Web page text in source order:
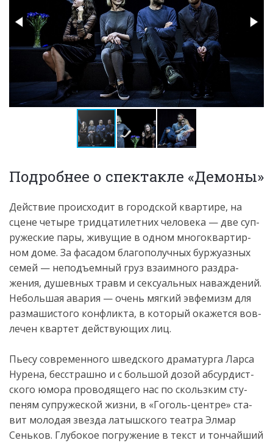
Подробнее о спектакле «Демоны»
Дей­ствие про­ис­хо­дит в го­родс­кой квар­ти­ре, на
сце­не че­тыре трид­ца­тилет­них че­лове­ка — две суп­
ру­жес­кие па­ры, жи­вущие в од­ном мно­гок­вартир­
ном до­ме. За фа­садом бла­гопо­луч­ных бур­жу­аз­ных
се­мей — не­подъ­ем­ный груз вза­им­но­го разд­ра­
жения, ду­шев­ных травм и сек­су­аль­ных на­важ­де­ний.
Не­боль­шая ава­рия — очень мяг­кий эв­фе­мизм для
раз­ма­шис­то­го конф­лик­та, в ко­торый ока­жет­ся вов­
ле­чен квар­тет дей­ству­ющих лиц.
Пь­есу сов­ре­мен­но­го шведс­ко­го дра­матур­га Лар­са
Ну­рена, бесс­траш­но и с боль­шой до­зой аб­сурдист­
ско­го юмо­ра про­водя­щего нас по сколь­зким сту­
пеням суп­ру­жес­кой жиз­ни, в «Го­голь-цент­ре» ста­
вит мо­лодая звез­да ла­тышс­ко­го те­ат­ра Эл­мар
Сень­ков. Глу­бокое пог­ру­жение в текст и тон­чай­ший